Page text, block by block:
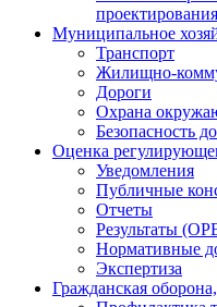
проектирования
Муниципальное
Транспорт
Жилищно-
Дороги
Охрана
Безопасность
Оценка
Уведомления
Публичные
Отчеты
Результаты
Нормативные
Экспертиза
Гражданская